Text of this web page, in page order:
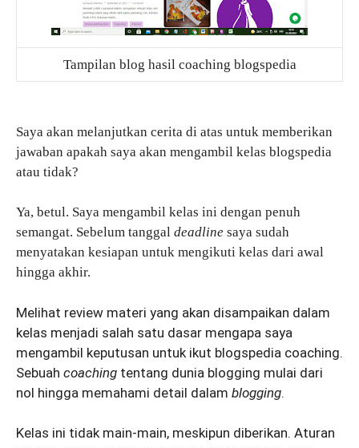
Tampilan blog hasil coaching blogspedia
Saya akan melanjutkan cerita di atas untuk memberikan
jawaban apakah saya akan mengambil kelas blogspedia
atau tidak?
Ya, betul. Saya mengambil kelas ini dengan penuh
semangat. Sebelum tanggal deadline saya sudah
menyatakan kesiapan untuk mengikuti kelas dari awal
hingga akhir.
Melihat review materi yang akan disampaikan dalam
kelas menjadi salah satu dasar mengapa saya
mengambil keputusan untuk ikut blogspedia coaching.
Sebuah coaching tentang dunia blogging mulai dari
nol hingga memahami detail dalam blogging.
Kelas ini tidak main-main, meskipun diberikan. Aturan